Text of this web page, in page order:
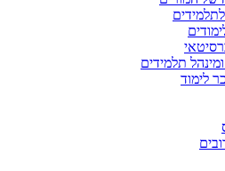
תלמידים
לימוד